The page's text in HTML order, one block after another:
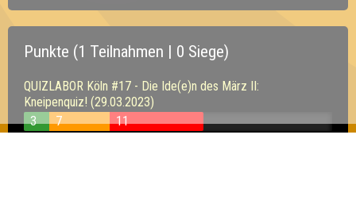
Punkte (1 Teilnahmen | 0 Siege)
QUIZLABOR Köln #17 - Die Ide(e)n des März II:
Kneipenquiz! (29.03.2023)
3
7 11